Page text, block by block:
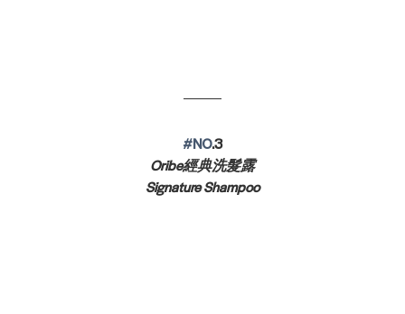
#NO.3
Oribe經典洗髮露
Signature Shampoo